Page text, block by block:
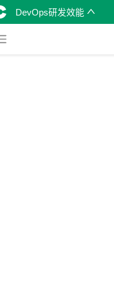
DevOps研发效能